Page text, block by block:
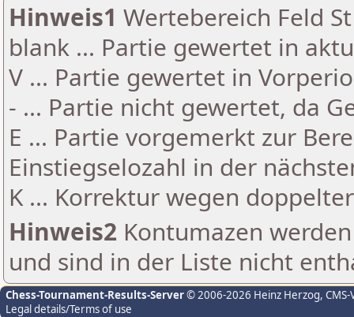
Hinweis1 Wertebereich Feld
blank ... Partie gewertet in
V ... Partie gewertet in
- ... Partie nicht gewertet, da
E ... Partie vorgemerkt zur
Einstiegselozahl in der
K ... Korrektur wegen
Hinweis2 Kontumazen
und sind in der Liste nicht
Chess-Tournament-Results-Server© 2006-2026 Heinz Herzog,
Legal details/Terms of use